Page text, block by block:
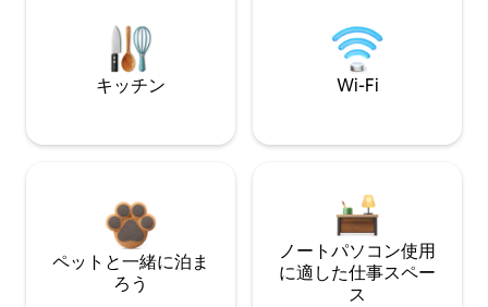
キッチン Wi-Fi
ペットと一緒に泊ま
ろう
ノートパソコン使用
に適した仕事スペー
ス